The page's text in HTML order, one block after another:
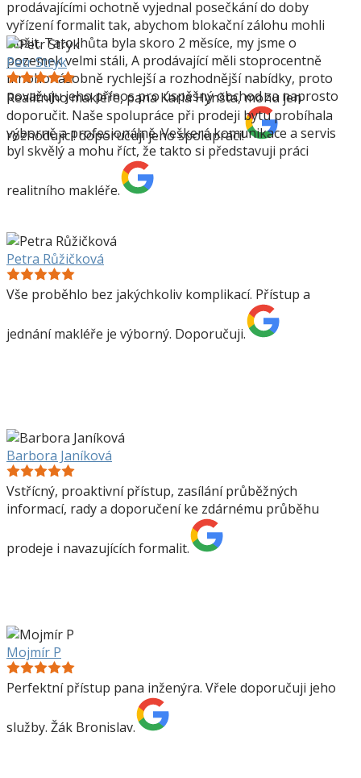
prodávajícími ochotně vyjednal posečkání do doby
vyřízení formalit tak, abychom blokační zálohu mohli
složit. Tato lhůta byla skoro 2 měsíce, my jsme o
pozemek velmi stáli, A prodávající měli stoprocentně
mnohonásobně rychlejší a rozhodnější nabídky, proto
považuju jeho přínos pro úspěšný obchod za naprosto
rozhodující! doporučuji jeho spolupráci!
Petr Stryk
Realitního makléře, pana Karla Hynšta, mohu jen
doporučit. Naše spolupráce při prodeji bytu probíhala
výborně a profesionálně. Veškerá komunikace a servis
byl skvělý a mohu říct, že takto si představuji práci
realitního makléře.
Petra Růžičková
Vše proběhlo bez jakýchkoliv komplikací. Přístup a
jednání makléře je výborný. Doporučuji.
Barbora Janíková
Vstřícný, proaktivní přístup, zasílání průběžných
informací, rady a doporučení ke zdárnému průběhu
prodeje i navazujících formalit.
Mojmír P
Perfektní přístup pana inženýra. Vřele doporučuji jeho
služby. Žák Bronislav.